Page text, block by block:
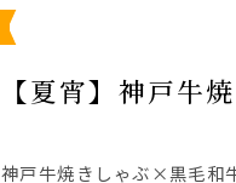
【夏宵】神
神戸牛焼きしゃぶ×黒毛